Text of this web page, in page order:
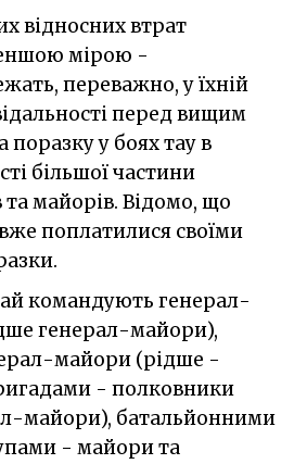
відносних втрат
мірою -
переважно, у їхній
перед вищим
поразку у боях тау в
більшої частини
та майорів. Відомо, що
поплатилися своїми
командують генерал-
генерал-майори),
майори (рідше -
- полковники
майори), батальйонними
- майори та